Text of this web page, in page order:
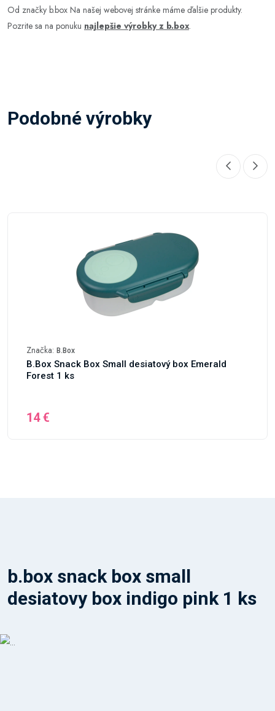
Od značky b.box Na našej webovej stránke máme ďalšie produkty.
Pozrite sa na ponuku najlepšie výrobky z b.box.
Podobné výrobky
Značka: B.Box
B.Box Snack Box Small desiatový box Emerald
Forest 1 ks
14 €
b.box snack box small
desiatovy box indigo pink 1 ks